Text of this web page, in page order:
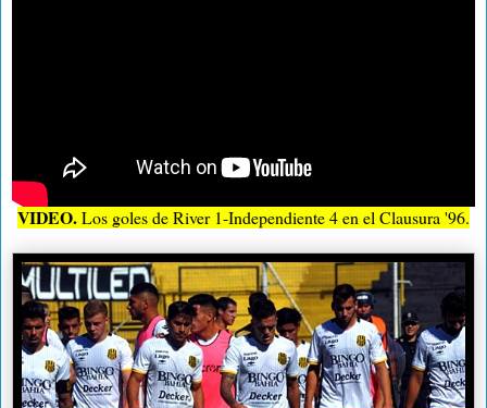
VIDEO.Los goles de River 1-Independiente 4 en el Clausura '96.